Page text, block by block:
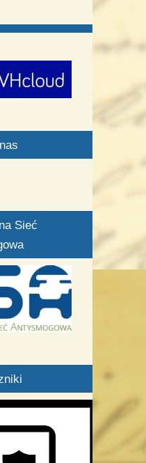
Sieć